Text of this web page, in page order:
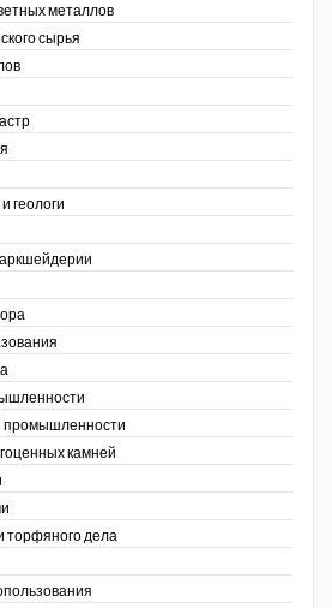
металлов
сырья
геологи
промышленности
камней
торфяного дела
Coal People Magazine
PWC